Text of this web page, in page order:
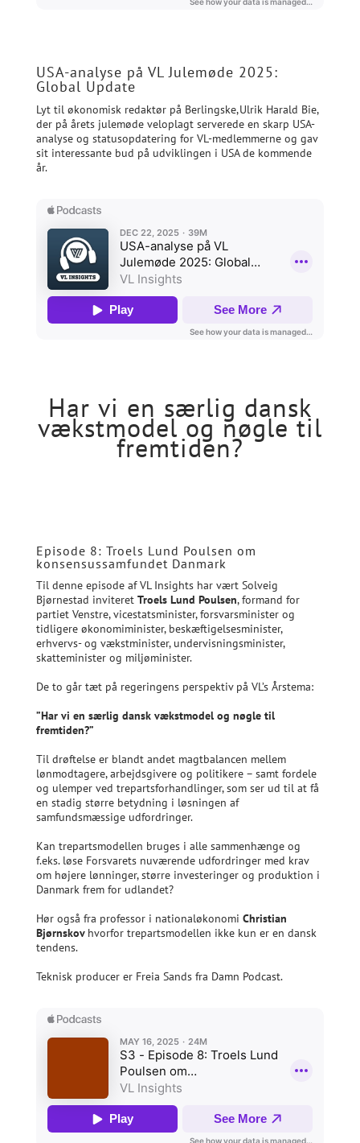
USA-analyse på VL Julemøde 2025:
Global Update
Lyt til økonomisk redaktør på Berlingske, Ulrik Harald Bie,
der på årets julemøde veloplagt serverede en skarp USA-
analyse og statusopdatering for VL-medlemmerne og gav
sit interessante bud på udviklingen i USA de kommende
år.
Har vi en særlig dansk
vækstmodel og nøgle til
fremtiden?
Episode 8: Troels Lund Poulsen om
konsensussamfundet Danmark
Til denne episode af VL Insights har vært Solveig
Bjørnestad inviteret Troels Lund Poulsen, formand for
partiet Venstre, vicestatsminister, forsvarsminister og
tidligere økonomiminister, beskæftigelsesminister,
erhvervs- og vækstminister, undervisningsminister,
skatteminister og miljøminister.
De to går tæt på regeringens perspektiv på VL’s Årstema:
”Har vi en særlig dansk vækstmodel og nøgle til
fremtiden?”
Til drøftelse er blandt andet magtbalancen mellem
lønmodtagere, arbejdsgivere og politikere – samt fordele
og ulemper ved trepartsforhandlinger, som ser ud til at få
en stadig større betydning i løsningen af
samfundsmæssige udfordringer.
Kan trepartsmodellen bruges i alle sammenhænge og
f.eks. løse Forsvarets nuværende udfordringer med krav
om højere lønninger, større investeringer og produktion i
Danmark frem for udlandet?
Hør også fra professor i nationaløkonomi Christian
Bjørnskov hvorfor trepartsmodellen ikke kun er en dansk
tendens.
Teknisk producer er Freia Sands fra Damn Podcast.